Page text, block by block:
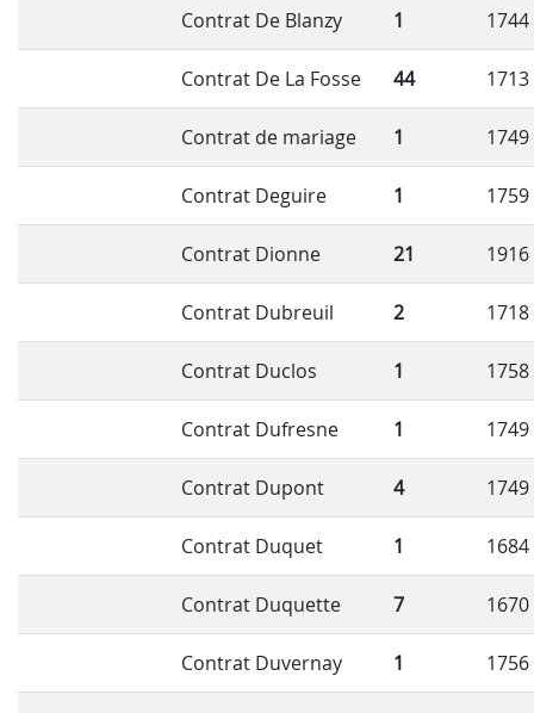
Contrat De Blanzy 1 1744
Contrat De La Fosse 44 1713
Contrat de mariage 1 1749
Contrat Deguire 1 1759
Contrat Dionne 21 1916
Contrat Dubreuil 2 1718
Contrat Duclos 1 1758
Contrat Dufresne 1 1749
Contrat Dupont 4 1749
Contrat Duquet 1 1684
Contrat Duquette 7 1670
Contrat Duvernay 1 1756